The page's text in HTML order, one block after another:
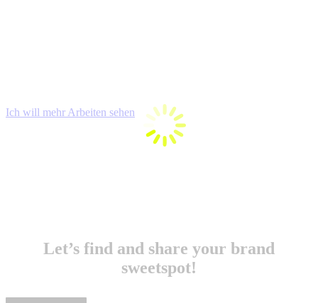
Ich will mehr Arbeiten sehen
Let’s find and share your brand
sweetspot!